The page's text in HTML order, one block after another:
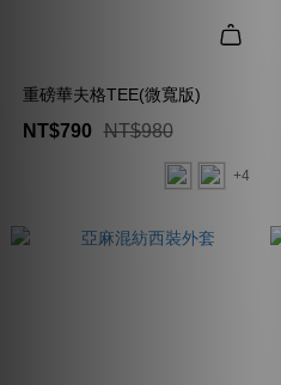
重磅華夫格TEE(微寬版)
NT$790 NT$980
+4